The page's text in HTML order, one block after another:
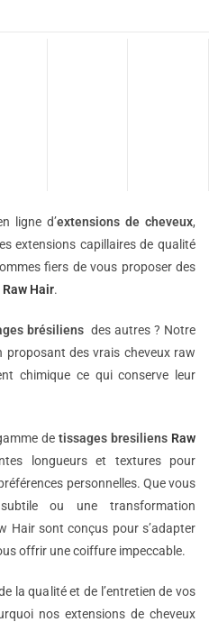
ligne d’extensions decheveux,
extensions capillaires de qualité
fiers de vous proposer des
Raw Hair.
brésiliens des autres ? Notre
proposant des vrais cheveux raw
chimique ce qui conserve leur
detissages bresiliens Raw
longueurs et textures pour
personnelles. Que vous
ou une transformation
Hair sont conçus pour s’adapter
offrir une coiffure impeccable.
la qualité et de l’entretien de vos
nos extensions de cheveux